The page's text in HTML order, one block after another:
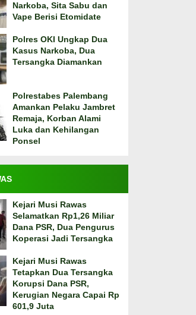
Narkoba, Sita Sabu dan
Vape Berisi Etomidate
Polres OKI Ungkap Dua
Kasus Narkoba, Dua
Tersangka Diamankan
Polrestabes Palembang
Amankan Pelaku Jambret
Remaja, Korban Alami
Luka dan Kehilangan
Ponsel
Kejari Musi Rawas
Selamatkan Rp1,26 Miliar
Dana PSR, Dua Pengurus
Koperasi Jadi Tersangka
Kejari Musi Rawas
Tetapkan Dua Tersangka
Korupsi Dana PSR,
Kerugian Negara Capai Rp
601,9 Juta